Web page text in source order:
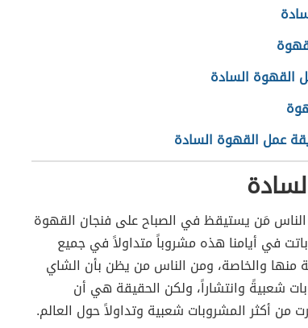
القهوة السادة
عمل القهوة السادة
الناس مَن يستيقظ في الصباح على فنجان القهوة
في أيامنا هذه مشروباً متداولاً في جميع
منها والخاصة، ومن الناس من يظن بأن الشاي
شعبيةً وانتشاراً، ولكن الحقيقة هي أن
من أكثر المشروبات شعبية وتداولاً حول العالم.